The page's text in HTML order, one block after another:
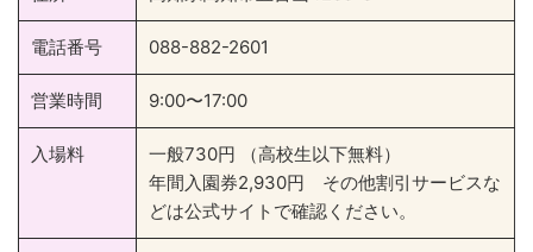
電話番号 088-882-2601
営業時間 9:00〜17:00
入場料
一般730円 （高校生以下無料）
年間入園券2,930円 その他割引サービスな
どは公式サイトで確認ください。